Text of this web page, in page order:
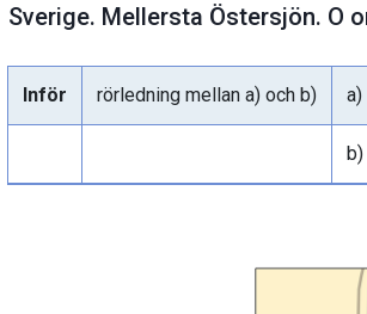
Sverige. Mellersta Östersjön. O
Inför rörledning mellan a) och b) a)
b)